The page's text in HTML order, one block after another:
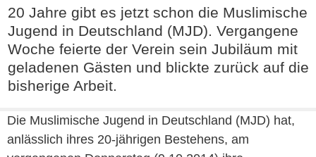
20 Jahre gibt es jetzt schon die Muslimische
Jugend in Deutschland (MJD). Vergangene
Woche feierte der Verein sein Jubiläum mit
geladenen Gästen und blickte zurück auf die
bisherige Arbeit.
Die Muslimische Jugend in Deutschland (MJD) hat,
anlässlich ihres 20-jährigen Bestehens, am